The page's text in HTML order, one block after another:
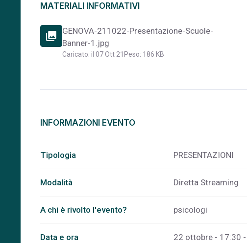
MATERIALI INFORMATIVI
photo_library
GENOVA-211022-Presentazione-Scuole-
Banner-1.jpg
Caricato: il 07 Ott 21Peso: 186 KB
INFORMAZIONI EVENTO
Tipologia PRESENTAZIONI
Modalità Diretta Streaming
A chi è rivolto l'evento? psicologi
Data e ora 22 ottobre - 17:30